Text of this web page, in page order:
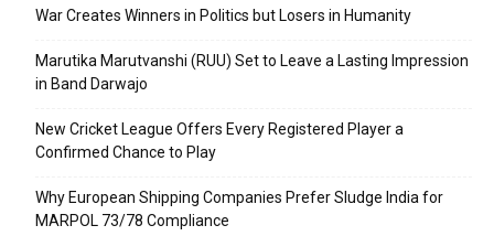
War Creates Winners in Politics but Losers in Humanity
Marutika Marutvanshi (RUU) Set to Leave a Lasting Impression
in Band Darwajo
New Cricket League Offers Every Registered Player a
Confirmed Chance to Play
Why European Shipping Companies Prefer Sludge India for
MARPOL 73/78 Compliance